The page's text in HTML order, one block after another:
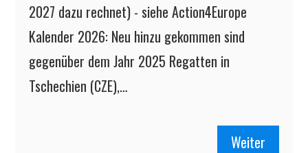
2027 dazu rechnet) - siehe Action4Europe
Kalender 2026: Neu hinzu gekommen sind
gegenüber dem Jahr 2025 Regatten in
Tschechien (CZE),…
Weiter